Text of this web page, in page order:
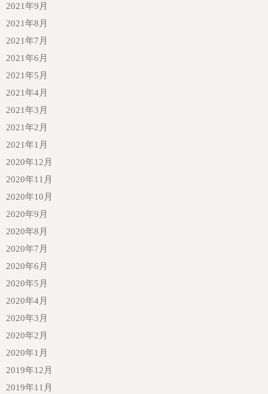
2021年9月
2021年8月
2021年7月
2021年6月
2021年5月
2021年4月
2021年3月
2021年2月
2021年1月
2020年12月
2020年11月
2020年10月
2020年9月
2020年8月
2020年7月
2020年6月
2020年5月
2020年4月
2020年3月
2020年2月
2020年1月
2019年12月
2019年11月